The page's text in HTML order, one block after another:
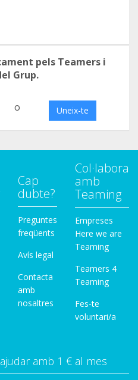
pels Teamers i
Grup.
o Uneix-te
Cap
dubte?
Preguntes
freqüents
Avís legal
Contacta
amb
nosaltres
Col·labora
amb
Teaming
Empreses
Here we are
Teaming
Teamers 4
Teaming
Fes-te
voluntari/a
amb 1 € al mes